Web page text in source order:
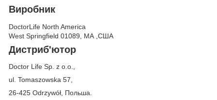
Виробник
DoctorLife North America
West Springfield 01089, MA ,США
Дистриб'ютор
Doctor Life Sp. z o.o.,
ul. Tomaszowska 57,
26-425 Odrzywół, Польша.